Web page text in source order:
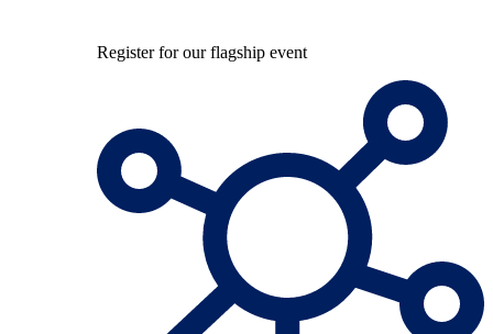
Register for our flagship event